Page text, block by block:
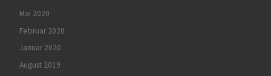
Mai 2020
Februar 2020
Januar 2020
August 2019